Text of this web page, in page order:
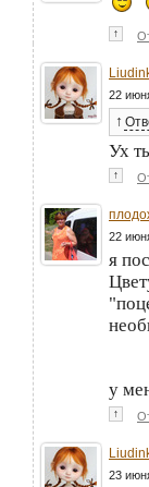
↑
22
↑
Ух
↑
22
я
у
↑
23